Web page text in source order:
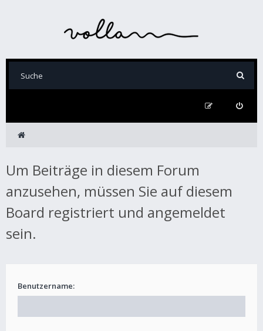
Um Beiträge in diesem Forum
anzusehen, müssen Sie auf diesem
Board registriert und angemeldet
sein.
Benutzername: